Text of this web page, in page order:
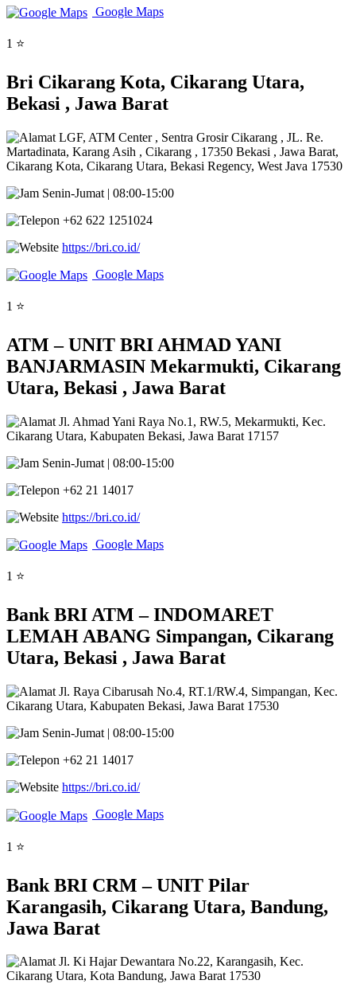
Google Maps
1 ⭐
Bri Cikarang Kota, Cikarang Utara,
Bekasi , Jawa Barat
LGF, ATM Center , Sentra Grosir Cikarang , JL. Re.
Martadinata, Karang Asih , Cikarang , 17350 Bekasi , Jawa Barat,
Cikarang Kota, Cikarang Utara, Bekasi Regency, West Java 17530
Senin-Jumat | 08:00-15:00
+62 622 1251024
https://bri.co.id/
Google Maps
1 ⭐
ATM – UNIT BRI AHMAD YANI
BANJARMASIN Mekarmukti, Cikarang
Utara, Bekasi , Jawa Barat
Jl. Ahmad Yani Raya No.1, RW.5, Mekarmukti, Kec.
Cikarang Utara, Kabupaten Bekasi, Jawa Barat 17157
Senin-Jumat | 08:00-15:00
+62 21 14017
https://bri.co.id/
Google Maps
1 ⭐
Bank BRI ATM – INDOMARET
LEMAH ABANG Simpangan, Cikarang
Utara, Bekasi , Jawa Barat
Jl. Raya Cibarusah No.4, RT.1/RW.4, Simpangan, Kec.
Cikarang Utara, Kabupaten Bekasi, Jawa Barat 17530
Senin-Jumat | 08:00-15:00
+62 21 14017
https://bri.co.id/
Google Maps
1 ⭐
Bank BRI CRM – UNIT Pilar
Karangasih, Cikarang Utara, Bandung,
Jawa Barat
Jl. Ki Hajar Dewantara No.22, Karangasih, Kec.
Cikarang Utara, Kota Bandung, Jawa Barat 17530